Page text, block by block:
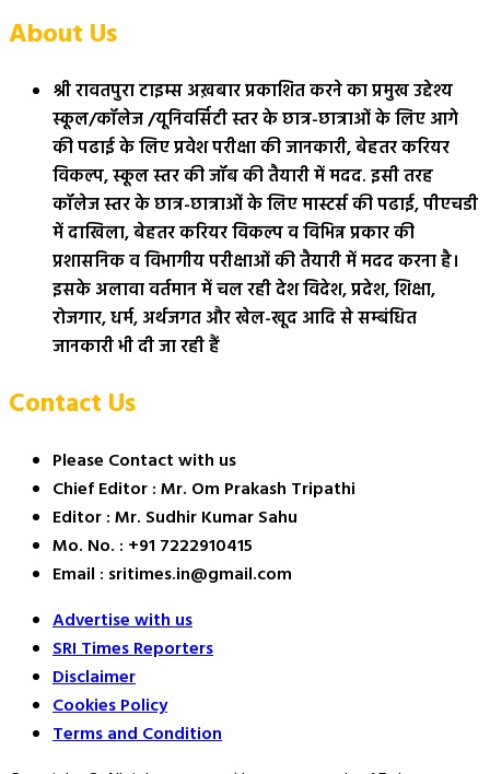
About Us
श्री रावतपुरा टाइम्स अख़बार प्रकाशित करने का प्रमुख उद्देश्य
स्कूल/कॉलेज /यूनिवर्सिटी स्तर के छात्र-छात्राओं के लिए आगे
की पढाई के लिए प्रवेश परीक्षा की जानकारी, बेहतर करियर
विकल्प, स्कूल स्तर की जॉब की तैयारी में मदद. इसी तरह
कॉलेज स्तर के छात्र-छात्राओं के लिए मास्टर्स की पढाई, पीएचडी
में दाखिला, बेहतर करियर विकल्प व विभिन्न प्रकार की
प्रशासनिक व विभागीय परीक्षाओं की तैयारी में मदद करना है।
इसके अलावा वर्तमान में चल रही देश विदेश, प्रदेश, शिक्षा,
रोजगार, धर्म, अर्थजगत और खेल-खूद आदि से सम्बंधित
जानकारी भी दी जा रही हैं
Contact Us
Please Contact with us
Chief Editor : Mr. Om Prakash Tripathi
Editor : Mr. Sudhir Kumar Sahu
Mo. No. : +91 7222910415
Email : sritimes.in@gmail.com
Advertise with us
SRI Times Reporters
Disclaimer
Cookies Policy
Terms and Condition